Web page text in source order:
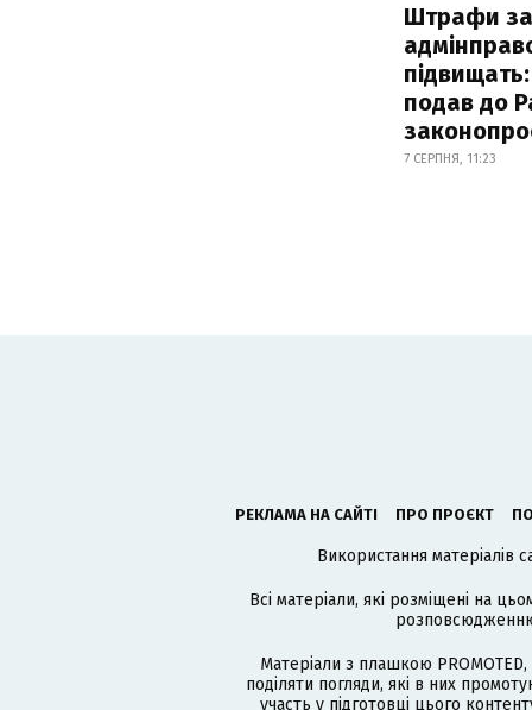
Штрафи за
подав до
7 СЕРПНЯ, 11:23
РЕКЛАМА НА САЙТІ ПРО ПРОЄКТ
Використання матеріалів
Всі матеріали, які розміщені на
розповсюдженню
Матеріали з плашкою
поділяти погляди, які в них
участь у підготовці цього